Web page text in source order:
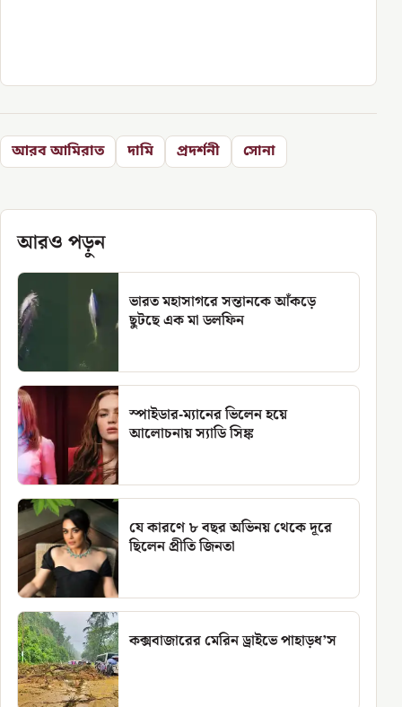
আরব আমিরাত দামি প্রদর্শনী সোনা
আরও পড়ুন
ভারত মহাসাগরে সন্তানকে আঁকড়ে
ছুটছে এক মা ডলফিন
স্পাইডার-ম্যানের ভিলেন হয়ে
আলোচনায় স্যাডি সিঙ্ক
যে কারণে ৮ বছর অভিনয় থেকে দূরে
ছিলেন প্রীতি জিনতা
কক্সবাজারের মেরিন ড্রাইভে পাহাড়ধ’স